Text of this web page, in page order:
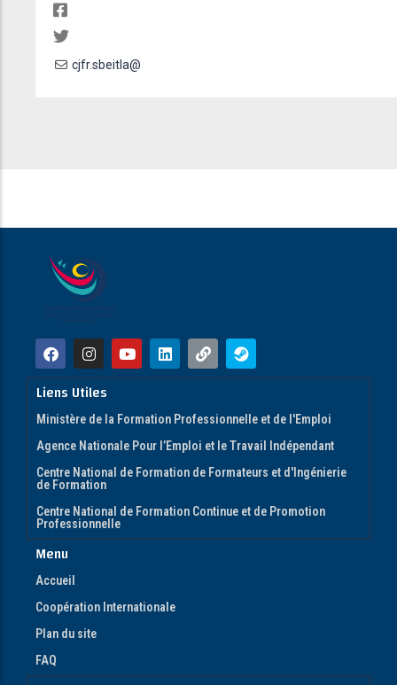
cjfr.sbeitla@
Liens Utiles
Ministère de la Formation Professionnelle et de l'Emploi
Agence Nationale Pour l’Emploi et le Travail Indépendant
Centre National de Formation de Formateurs et d'Ingénierie
de Formation
Centre National de Formation Continue et de Promotion
Professionnelle
Menu
Accueil
Coopération Internationale
Plan du site
FAQ